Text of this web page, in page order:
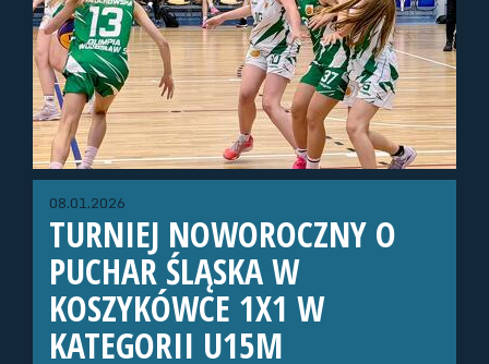
08.01.2026
TURNIEJ NOWOROCZNY O
PUCHAR ŚLĄSKA W
KOSZYKÓWCE 1X1 W
KATEGORII U15M